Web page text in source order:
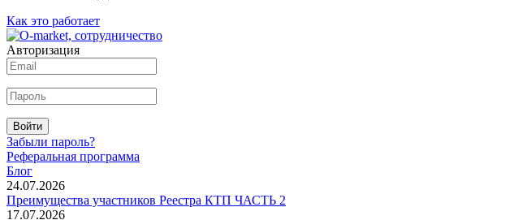
Как это работает
Авторизация
Войти
Забыли пароль?
Реферальная программа
Блог
24.07.2026
Преимущества участников Реестра КТП ЧАСТЬ 2
17.07.2026